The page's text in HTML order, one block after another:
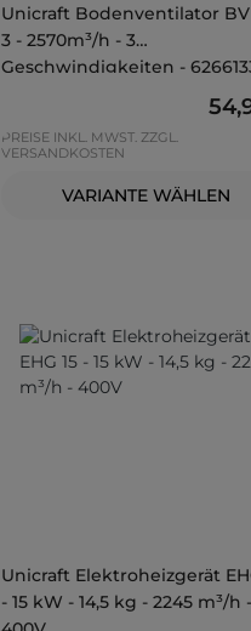
Unicraft Bodenventilator BV
3 - 2570m³/h - 3
Geschwindigkeiten -
PREISE INKL. MWST. ZZGL.
VERSANDKOSTEN
VARIANTE WÄHLEN
Unicraft Elektroheizgerät
- 15 kW - 14,5 kg - 2245 m³/h -